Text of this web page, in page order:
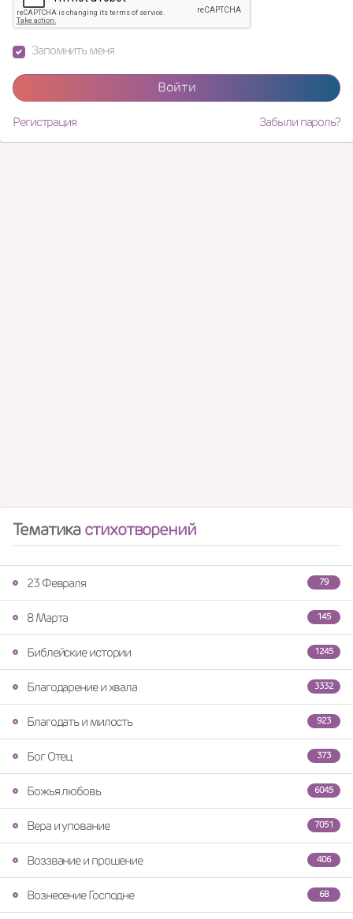
Запомнить меня
Войти
Регистрация Забыли пароль?
Тематикастихотворений
79
23 Февраля
145
8 Марта
1245
Библейские истории
3332
Благодарение и хвала
923
Благодать и милость
373
Бог Отец
6045
Божья любовь
7051
Вера и упование
406
Воззвание и прошение
68
Вознесение Господне